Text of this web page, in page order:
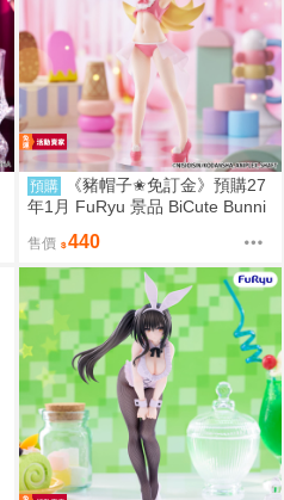
預購
《豬帽子✬免訂金》預購27
年1月 FuRyu 景品 BiCute Bunni
售價 440